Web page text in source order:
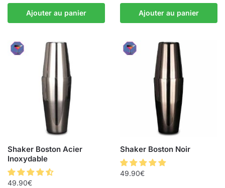
Ajouter au panier Ajouter au panier
Shaker Boston Acier
Inoxydable
49.90€
Shaker Boston Noir
49.90€